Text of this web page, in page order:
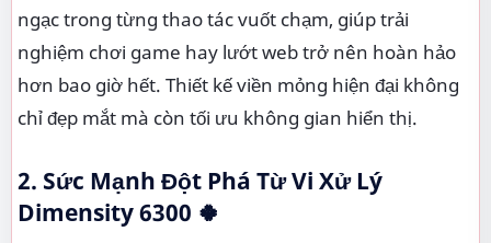
ngạc trong từng thao tác vuốt chạm, giúp trải
nghiệm chơi game hay lướt web trở nên hoàn hảo
hơn bao giờ hết. Thiết kế viền mỏng hiện đại không
chỉ đẹp mắt mà còn tối ưu không gian hiển thị.
2. Sức Mạnh Đột Phá Từ Vi Xử Lý
Dimensity 6300 🍀